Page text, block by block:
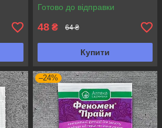
Готово до відправки
48 ₴ 64 ₴
Купити
–24%